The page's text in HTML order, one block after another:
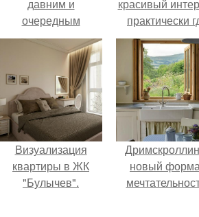
давним и
очередным
неопубликованным
проектом.
красивый
практически
угодно.
Визуализация
квартиры в ЖК
"Булычев".
новый